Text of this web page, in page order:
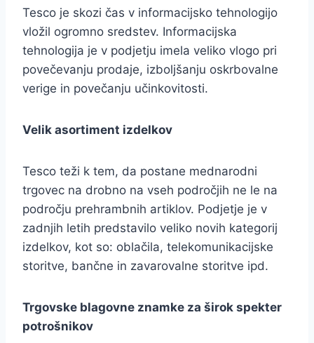
Tesco je skozi čas v informacijsko tehnologijo
vložil ogromno sredstev. Informacijska
tehnologija je v podjetju imela veliko vlogo pri
povečevanju prodaje, izboljšanju oskrbovalne
verige in povečanju učinkovitosti.
Velik asortiment izdelkov
Tesco teži k tem, da postane mednarodni
trgovec na drobno na vseh področjih ne le na
področju prehrambnih artiklov. Podjetje je v
zadnjih letih predstavilo veliko novih kategorij
izdelkov, kot so: oblačila, telekomunikacijske
storitve, bančne in zavarovalne storitve ipd.
Trgovske blagovne znamke za širok spekter
potrošnikov